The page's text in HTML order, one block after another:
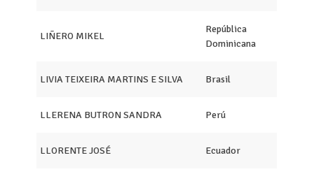
LIÑERO MIKEL
República
Dominicana
LIVIA TEIXEIRA MARTINS E SILVA Brasil
LLERENA BUTRON SANDRA Perú
LLORENTE JOSÉ Ecuador